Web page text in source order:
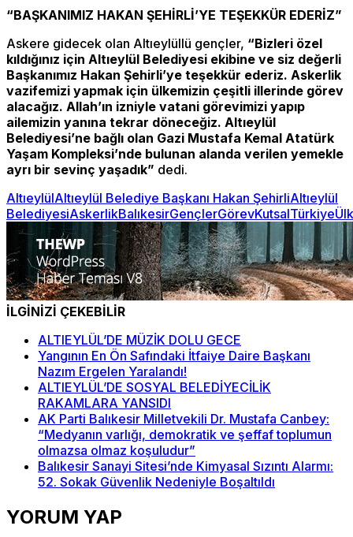
“BAŞKANIMIZ HAKAN ŞEHİRLİ’YE TEŞEKKÜR EDERİZ”
Askere gidecek olan Altıeylüllü gençler, “Bizleri özel
kıldığınız için Altıeylül Belediyesi ekibine ve siz değerli
Başkanımız Hakan Şehirli’ye teşekkür ederiz. Askerlik
vazifemizi yapmak için ülkemizin çeşitli illerinde görev
alacağız. Allah’ın izniyle vatani görevimizi yapıp
ailemizin yanına tekrar döneceğiz. Altıeylül
Belediyesi’ne bağlı olan Gazi Mustafa Kemal Atatürk
Yaşam Kompleksi’nde bulunan alanda verilen yemekle
ayrı bir sevinç yaşadık” dedi.
AltıeylülAltıeylül Belediye Başkanı Hakan ŞehirliAltıeylül
BelediyesiAskerlikBalıkesirGençlerGörevKutsalTürkiye
İLGİNİZİ ÇEKEBİLİR
ALTIEYLÜL’DE MÜZİK DOLU GECE
Yangının En Ön Safındaki İtfaiye Daire Başkanı
Nazım Ergelen Yaralandı!
ALTIEYLÜL’DE SOSYAL BELEDİYECİLİK
RAKAMLARA YANSIDI
AK Parti Balıkesir Milletvekili Dr. Mustafa Canbey:
“Medyanın varlığı, demokratik ve şeffaf toplumun
olmazsa olmaz koşuludur”
Balıkesir Sanayi Sitesi’nde Kimyasal Sızıntı Alarmı:
52. Sokak Güvenlik Nedeniyle Boşaltıldı
YORUM YAP